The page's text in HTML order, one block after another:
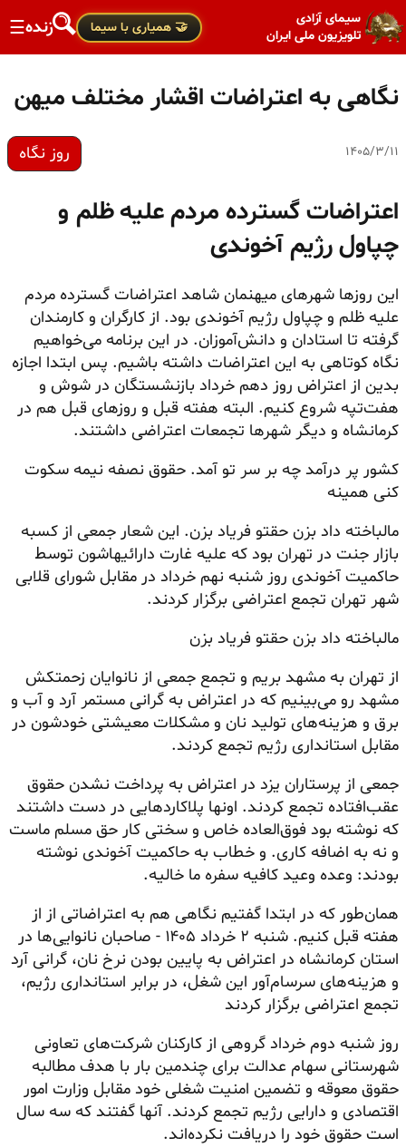
سیمای آزادی
تلویزیون ملی ایران
🤝 همیاری با سیما زنده☰
نگاهی به اعتراضات اقشار مختلف میهن
۱۴۰۵/۳/۱۱ روز نگاه
اعتراضات گسترده مردم علیه ظلم و
چپاول رژیم آخوندی
این روزها شهرهای میهنمان شاهد اعتراضات گسترده مردم
علیه ظلم و چپاول رژیم آخوندی بود. از کارگران و کارمندان
گرفته تا استادان و دانش‌آموزان. در این برنامه می‌خواهیم
نگاه کوتاهی به این اعتراضات داشته باشیم. پس ابتدا اجازه
بدین از اعتراض روز دهم خرداد بازنشستگان در شوش و
هفت‌تپه شروع کنیم. البته هفته قبل و روزهای قبل هم در
کرمانشاه و دیگر شهرها تجمعات اعتراضی داشتند.
کشور پر درآمد چه بر سر تو آمد. حقوق نصفه نیمه سکوت
کنی همینه
مالباخته داد بزن حقتو فریاد بزن. این شعار جمعی از کسبه
بازار جنت در تهران بود که علیه غارت دارائیهاشون توسط
حاکمیت آخوندی روز شنبه نهم خرداد در مقابل شورای قلابی
شهر تهران تجمع اعتراضی برگزار کردند.
مالباخته داد بزن حقتو فریاد بزن
از تهران به مشهد بریم و تجمع جمعی از نانوایان زحمتکش
مشهد رو می‌بینیم که در اعتراض به گرانی مستمر آرد و آب و
برق و هزینه‌های تولید نان و مشکلات معیشتی خودشون در
مقابل استانداری رژیم تجمع کردند.
جمعی از پرستاران یزد در اعتراض به پرداخت نشدن حقوق
عقب‌افتاده تجمع کردند. اونها پلاکاردهایی در دست داشتند
که نوشته بود فوق‌العاده خاص و سختی کار حق مسلم ماست
و نه به اضافه کاری. و خطاب به حاکمیت آخوندی نوشته
بودند: وعده وعید کافیه سفره ما خالیه.
همان‌طور که در ابتدا گفتیم نگاهی هم به اعتراضاتی از از
هفته قبل کنیم. شنبه ۲ خرداد ۱۴۰۵ - صاحبان نانوایی‌ها در
استان کرمانشاه در اعتراض به پایین بودن نرخ نان، گرانی آرد
و هزینه‌های سرسام‌آور این شغل، در برابر استانداری رژیم،
تجمع اعتراضی برگزار کردند
روز شنبه دوم خرداد گروهی از کارکنان شرکت‌های تعاونی
شهرستانی سهام عدالت برای چندمین بار با هدف مطالبه
حقوق معوقه و تضمین امنیت شغلی خود مقابل وزارت امور
اقتصادی و دارایی رژیم تجمع کردند. آنها گفتند که سه سال
است حقوق خود را دریافت نکرده‌اند.